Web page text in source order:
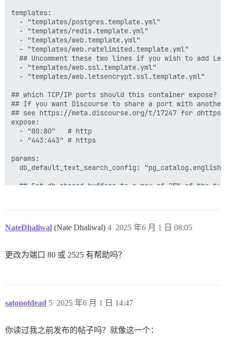
templates:
  - "templates/postgres.template.yml"
  - "templates/redis.template.yml"
  - "templates/web.template.yml"
  - "templates/web.ratelimited.template.yml"
## Uncomment these two lines if you wish to add
  - "templates/web.ssl.template.yml"
  - "templates/web.letsencrypt.ssl.template.yml"
## which TCP/IP ports should this container expose?
## If you want Discourse to share a port with
## see https://meta.discourse.org/t/17247 for
expose:
  - "80:80"   # http
  - "443:443" # https
params:
  db_default_text_search_config: "pg_catalog.english"
## Set db_shared_buffers to a max of 25% of the
## can improve sorting performance, but adds
  #db_work_mem: "40MB"
  #version: tests-passed
  # DISCOURSE_DEFAULT_LOCALE: en
## will be set automatically by bootstrap based on
NateDhaliwal (Nate Dhaliwal) 2025 年6 月 1 日 08:05
4
更改为端口 80 或 2525 有帮助吗？
satonotdead 2025 年6 月 1 日 14:47
5
你读过我之前发布的帖子吗？就像这一个：